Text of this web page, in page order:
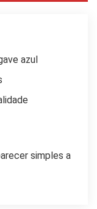
azul
simples a